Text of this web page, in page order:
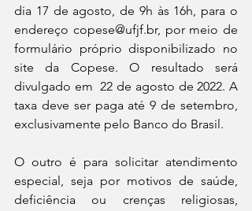
dia 17 de agosto, de 9h às 16h, para o
endereço copese@ufjf.br, por meio de
formulário próprio disponibilizado no
site da Copese. O resultado será
divulgado em  22 de agosto de 2022. A
taxa deve ser paga até 9 de setembro,
exclusivamente pelo Banco do Brasil.
O outro é para solicitar atendimento
especial, seja por motivos de saúde,
deficiência ou crenças religiosas,